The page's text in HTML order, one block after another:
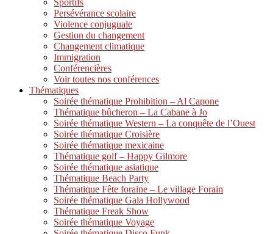
Persévérance scolaire
Violence conjuguale
Gestion du changement
Changement climatique
Immigration
Conférencières
Voir toutes nos conférences
Thématiques
Soirée thématique Prohibition – Al Capone
Thématique bûcheron – La Cabane à Jo
Soirée thématique Western – La conquête de l’Ouest
Soirée thématique Croisière
Soirée thématique mexicaine
Thématique golf – Happy Gilmore
Soirée thématique asiatique
Thématique Beach Party
Thématique Fête foraine – Le village Forain
Soirée thématique Gala Hollywood
Thématique Freak Show
Soirée thématique Voyage